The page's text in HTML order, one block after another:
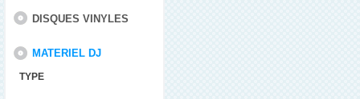
DISQUES VINYLES
MATERIEL DJ
TYPE